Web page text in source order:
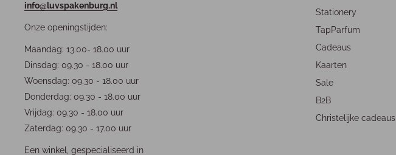
info@luvspakenburg.nl
Onze openingstijden:
Maandag: 13.00- 18.00 uur
Dinsdag: 09.30 - 18.00 uur
Woensdag: 09.30 - 18.00 uur
Donderdag: 09.30 - 18.00 uur
Vrijdag: 09.30 - 18.00 uur
Zaterdag: 09.30 - 17.00 uur
Een winkel, gespecialiseerd in
Stationery
TapParfum
Cadeaus
Kaarten
Sale
B2B
Christelijke cadeaus